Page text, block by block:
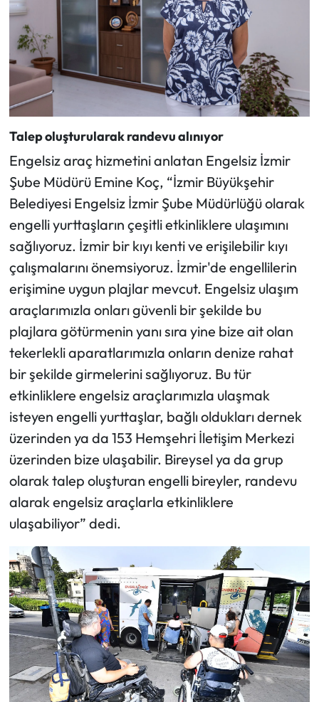
Talep oluşturularak randevu alınıyor
Engelsiz araç hizmetini anlatan Engelsiz İzmir
Şube Müdürü Emine Koç, “İzmir Büyükşehir
Belediyesi Engelsiz İzmir Şube Müdürlüğü olarak
engelli yurttaşların çeşitli etkinliklere ulaşımını
sağlıyoruz. İzmir bir kıyı kenti ve erişilebilir kıyı
çalışmalarını önemsiyoruz. İzmir'de engellilerin
erişimine uygun plajlar mevcut. Engelsiz ulaşım
araçlarımızla onları güvenli bir şekilde bu
plajlara götürmenin yanı sıra yine bize ait olan
tekerlekli aparatlarımızla onların denize rahat
bir şekilde girmelerini sağlıyoruz. Bu tür
etkinliklere engelsiz araçlarımızla ulaşmak
isteyen engelli yurttaşlar, bağlı oldukları dernek
üzerinden ya da 153 Hemşehri İletişim Merkezi
üzerinden bize ulaşabilir. Bireysel ya da grup
olarak talep oluşturan engelli bireyler, randevu
alarak engelsiz araçlarla etkinliklere
ulaşabiliyor” dedi.